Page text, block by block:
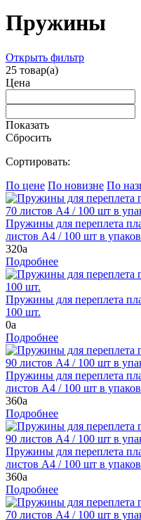
Пружины
Открыть фильтр
25 товар(а)
Цена
Показать
Сбросить
Сортировать:
По цене По новизне По
Пружины для переплета
листов A4 / 100 шт в
320a
Подробнее
Пружины для переплета
100 шт.
0a
Подробнее
Пружины для переплета
листов A4 / 100 шт в
360a
Подробнее
Пружины для переплета
листов A4 / 100 шт в
360a
Подробнее